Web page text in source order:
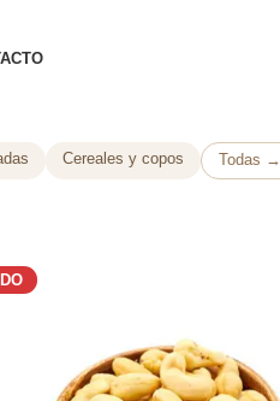
Cereales y copos Todas →